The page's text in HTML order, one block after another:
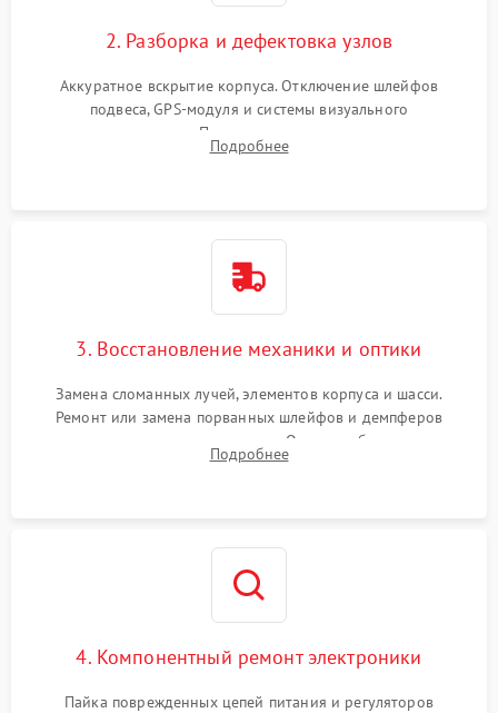
2. Разборка и дефектовка узлов
Аккуратное вскрытие корпуса. Отключение шлейфов
подвеса, GPS-модуля и системы визуального
позиционирования. Проверка полетного контроллера,
регуляторов оборотов (ESC) и бесколлекторных моторов на
Подробнее
3. Восстановление механики и оптики
Замена сломанных лучей, элементов корпуса и шасси.
Ремонт или замена порванных шлейфов и демпферов
трехосевого подвеса камеры. Очистка объектива,
восстановление механизма фокусировки. Установка новых
Подробнее
4. Компонентный ремонт электроники
Пайка поврежденных цепей питания и регуляторов